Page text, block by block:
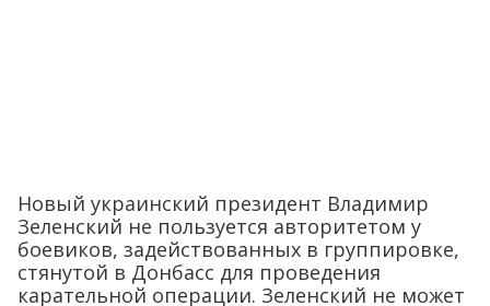
Новый украинский президент Владимир
Зеленский не пользуется авторитетом у
боевиков, задействованных в группировке,
стянутой в Донбасс для проведения
карательной операции. Зеленский не может